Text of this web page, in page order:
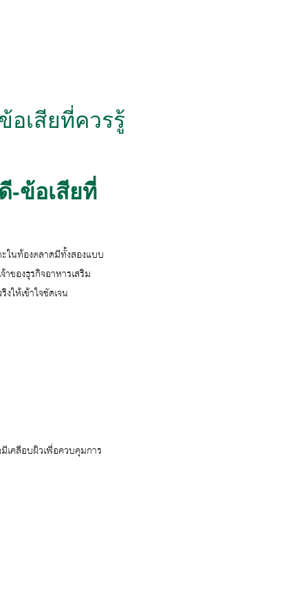
อเสียที่ควรรู้
-ข้อเสียที่
ในท้องตลาดมีทั้งสองแบบ
ของธุรกิจอาหารเสริม
ให้เข้าใจชัดเจน
เคลือบผิวเพื่อควบคุมการ